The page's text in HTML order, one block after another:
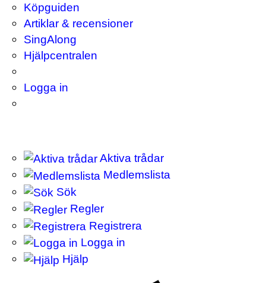
Köpguiden
Artiklar & recensioner
SingAlong
Hjälpcentralen
Logga in
Aktiva trådar
Medlemslista
Sök
Regler
Registrera
Logga in
Hjälp